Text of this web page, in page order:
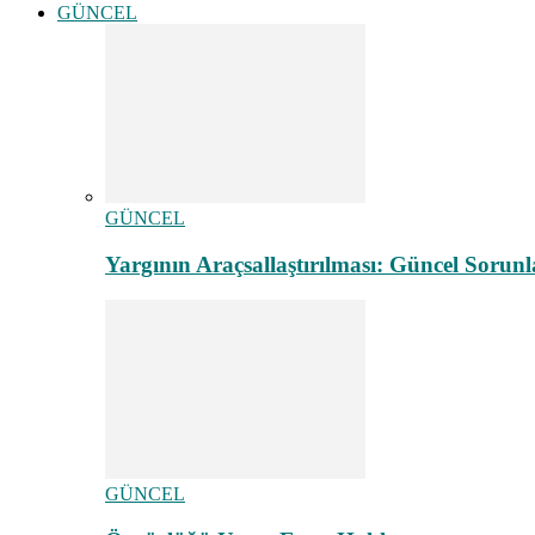
GÜNCEL
GÜNCEL
Yargının Araçsallaştırılması: Güncel
GÜNCEL